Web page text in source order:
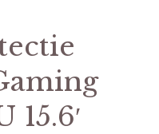
15.6′